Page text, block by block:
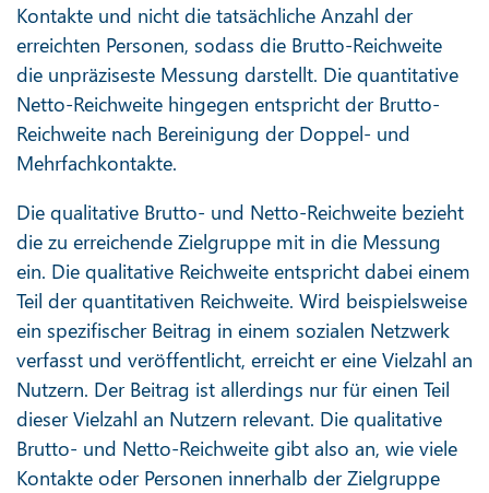
Kontakte und nicht die tatsächliche Anzahl der
erreichten Personen, sodass die Brutto-Reichweite
die unpräziseste Messung darstellt. Die quantitative
Netto-Reichweite hingegen entspricht der Brutto-
Reichweite nach Bereinigung der Doppel- und
Mehrfachkontakte.
Die qualitative Brutto- und Netto-Reichweite bezieht
die zu erreichende Zielgruppe mit in die Messung
ein. Die qualitative Reichweite entspricht dabei einem
Teil der quantitativen Reichweite. Wird beispielsweise
ein spezifischer Beitrag in einem sozialen Netzwerk
verfasst und veröffentlicht, erreicht er eine Vielzahl an
Nutzern. Der Beitrag ist allerdings nur für einen Teil
dieser Vielzahl an Nutzern relevant. Die qualitative
Brutto- und Netto-Reichweite gibt also an, wie viele
Kontakte oder Personen innerhalb der Zielgruppe